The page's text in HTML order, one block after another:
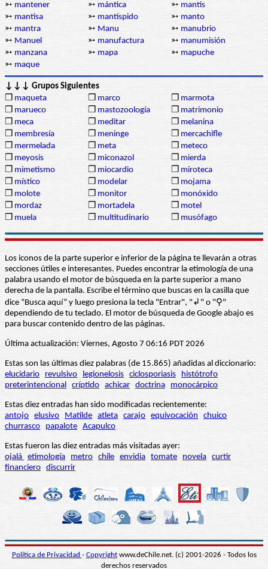
➳ mantener ➳ mántica ➳ mantis
➳ mantisa ➳ mantíspido ➳ manto
➳ mantra ➳ Manu ➳ manubrio
➳ Manuel ➳ manufactura ➳ manumisión
➳ manzana ➳ mapa ➳ mapuche
➳ maque
↓↓↓ Grupos Siguientes
❒ maqueta ❒ marco ❒ marmota
❒ marueco ❒ mastozoología ❒ matrimonio
❒ meca ❒ meditar ❒ melanina
❒ membresía ❒ meninge ❒ mercachifle
❒ mermelada ❒ meta ❒ meteco
❒ meyosis ❒ miconazol ❒ mierda
❒ mimetismo ❒ miocardio ❒ miroteca
❒ místico ❒ modelar ❒ mojama
❒ molote ❒ monitor ❒ monóxido
❒ mordaz ❒ mortadela ❒ motel
❒ muela ❒ multitudinario ❒ musófago
Los iconos de la parte superior e inferior de la página te llevarán a otras
secciones útiles e interesantes. Puedes encontrar la etimología de una
palabra usando el motor de búsqueda en la parte superior a mano
derecha de la pantalla. Escribe el término que buscas en la casilla que
dice “Busca aquí” y luego presiona la tecla "Entrar", "↲" o "⚲"
dependiendo de tu teclado. El motor de búsqueda de Google abajo es
para buscar contenido dentro de las páginas.
Última actualización: Viernes, Agosto 7 06:16 PDT 2026
Estas son las últimas diez palabras (de 15.865) añadidas al diccionario:
elucidario
revulsivo legionelosis ciclosporiasis
histótrofo
preterintencional críptido achicar doctrina monocárpico
Estas diez entradas han sido modificadas recientemente:
antojo elusivo Matilde atleta carajo equivocación
chuico
churrasco
papalote Acapulco
Estas fueron las diez entradas más visitadas ayer:
ojalá etimología metro chile envidia tomate novela curtir
financiero discurrir
Política de Privacidad - Copyrightwww.deChile.net. (c) 2001-2026 - Todos los
derechos reservados